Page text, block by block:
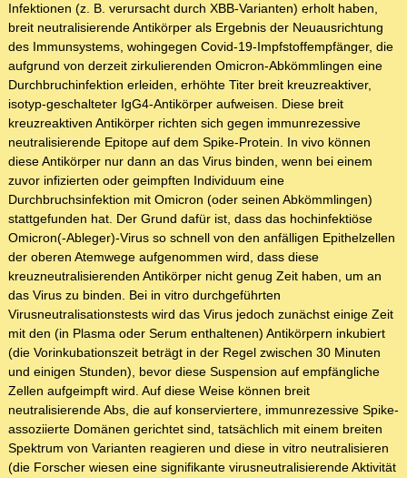
Infektionen (z. B. verursacht durch XBB-Varianten) erholt haben,
breit neutralisierende Antikörper als Ergebnis der Neuausrichtung
des Immunsystems, wohingegen Covid-19-Impfstoffempfänger, die
aufgrund von derzeit zirkulierenden Omicron-Abkömmlingen eine
Durchbruchinfektion erleiden, erhöhte Titer breit kreuzreaktiver,
isotyp-geschalteter IgG4-Antikörper aufweisen. Diese breit
kreuzreaktiven Antikörper richten sich gegen immunrezessive
neutralisierende Epitope auf dem Spike-Protein. In vivo können
diese Antikörper nur dann an das Virus binden, wenn bei einem
zuvor infizierten oder geimpften Individuum eine
Durchbruchsinfektion mit Omicron (oder seinen Abkömmlingen)
stattgefunden hat. Der Grund dafür ist, dass das hochinfektiöse
Omicron(-Ableger)-Virus so schnell von den anfälligen Epithelzellen
der oberen Atemwege aufgenommen wird, dass diese
kreuzneutralisierenden Antikörper nicht genug Zeit haben, um an
das Virus zu binden. Bei in vitro durchgeführten
Virusneutralisationstests wird das Virus jedoch zunächst einige Zeit
mit den (in Plasma oder Serum enthaltenen) Antikörpern inkubiert
(die Vorinkubationszeit beträgt in der Regel zwischen 30 Minuten
und einigen Stunden), bevor diese Suspension auf empfängliche
Zellen aufgeimpft wird. Auf diese Weise können breit
neutralisierende Abs, die auf konserviertere, immunrezessive Spike-
assoziierte Domänen gerichtet sind, tatsächlich mit einem breiten
Spektrum von Varianten reagieren und diese in vitro neutralisieren
(die Forscher wiesen eine signifikante virusneutralisierende Aktivität